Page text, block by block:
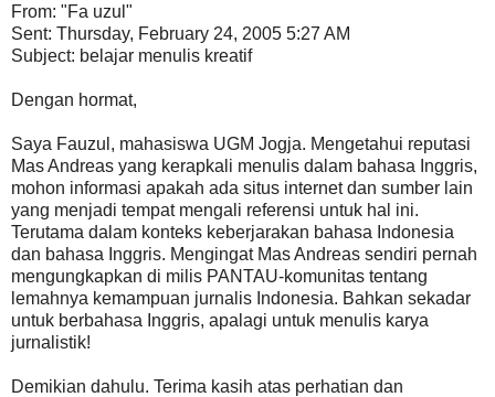
From: "Fa uzul"
Sent: Thursday, February 24, 2005 5:27 AM
Subject: belajar menulis kreatif
Dengan hormat,
Saya Fauzul, mahasiswa UGM Jogja. Mengetahui reputasi
Mas Andreas yang kerapkali menulis dalam bahasa Inggris,
mohon informasi apakah ada situs internet dan sumber lain
yang menjadi tempat mengali referensi untuk hal ini.
Terutama dalam konteks keberjarakan bahasa Indonesia
dan bahasa Inggris. Mengingat Mas Andreas sendiri pernah
mengungkapkan di milis PANTAU-komunitas tentang
lemahnya kemampuan jurnalis Indonesia. Bahkan sekadar
untuk berbahasa Inggris, apalagi untuk menulis karya
jurnalistik!
Demikian dahulu. Terima kasih atas perhatian dan